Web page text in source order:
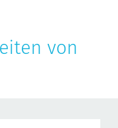
von